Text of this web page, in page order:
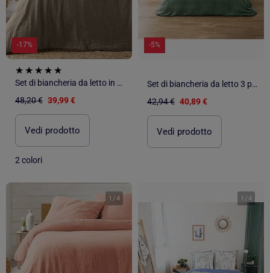
-17%
Set di biancheria da letto in garza di cotone
48,20 € 39,99 €
Vedi prodotto
2 colori
-5%
Set di biancheria da letto 3 pezzi in cotone liscio a rilievo + federe
42,94 € 40,89 €
Vedi prodotto
1 /4 1 /4